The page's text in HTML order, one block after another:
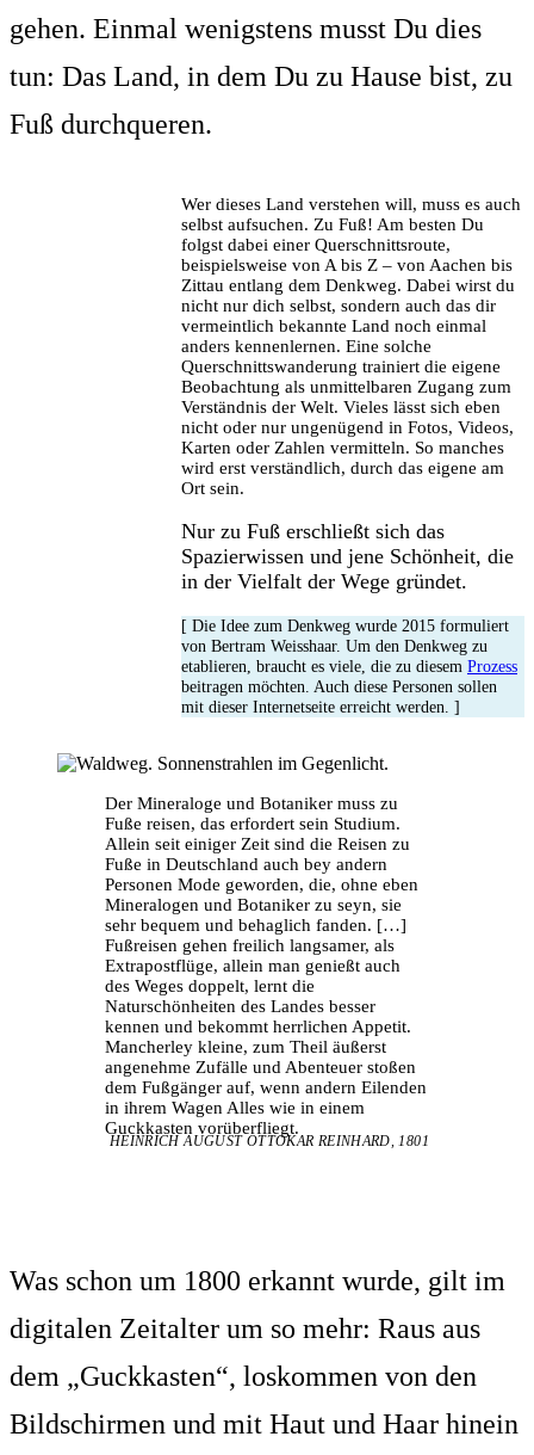
gehen. Einmal wenigstens musst Du dies
tun: Das Land, in dem Du zu Hause bist, zu
Fuß durchqueren.
Wer dieses Land verstehen will, muss es auch
selbst aufsuchen. Zu Fuß! Am besten Du
folgst dabei einer Querschnittsroute,
beispielsweise von A bis Z – von Aachen bis
Zittau entlang dem Denkweg. Dabei wirst du
nicht nur dich selbst, sondern auch das dir
vermeintlich bekannte Land noch einmal
anders kennenlernen. Eine solche
Querschnittswanderung trainiert die eigene
Beobachtung als unmittelbaren Zugang zum
Verständnis der Welt. Vieles lässt sich eben
nicht oder nur ungenügend in Fotos, Videos,
Karten oder Zahlen vermitteln. So manches
wird erst verständlich, durch das eigene am
Ort sein.
Nur zu Fuß erschließt sich das
Spazierwissen und jene Schönheit, die
in der Vielfalt der Wege gründet.
[ Die Idee zum Denkweg wurde 2015 formuliert
von Bertram Weisshaar. Um den Denkweg zu
etablieren, braucht es viele, die zu diesem Prozess
beitragen möchten. Auch diese Personen sollen
mit dieser Internetseite erreicht werden. ]
Der Mineraloge und Botaniker muss zu
Fuße reisen, das erfordert sein Studium.
Allein seit einiger Zeit sind die Reisen zu
Fuße in Deutschland auch bey andern
Personen Mode geworden, die, ohne eben
Mineralogen und Botaniker zu seyn, sie
sehr bequem und behaglich fanden. […]
Fußreisen gehen freilich langsamer, als
Extrapostflüge, allein man genießt auch
des Weges doppelt, lernt die
Naturschönheiten des Landes besser
kennen und bekommt herrlichen Appetit.
Mancherley kleine, zum Theil äußerst
angenehme Zufälle und Abenteuer stoßen
dem Fußgänger auf, wenn andern Eilenden
in ihrem Wagen Alles wie in einem
Guckkasten vorüberfliegt.
HEINRICH AUGUST OTTOKAR REINHARD, 1801
Was schon um 1800 erkannt wurde, gilt im
digitalen Zeitalter um so mehr: Raus aus
dem „Guckkasten“, loskommen von den
Bildschirmen und mit Haut und Haar hinein